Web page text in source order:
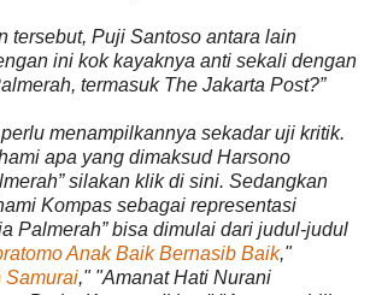
tersebut, Puji Santoso antara lain
ini kok kayaknya anti sekali dengan
termasuk The Jakarta Post?”
menampilkannya sekadar uji kritik.
apa yang dimaksud Harsono
silakan klik di sini. Sedangkan
Kompas sebagai representasi
Palmerah” bisa dimulai dari judul-judul
Anak Baik Bernasib Baik,"
Samurai," "Amanat Hati Nurani